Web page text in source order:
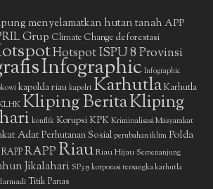
menyelamatkan hutan tanah APP
Grup Climate Change deforestasi
Hotspot ISPU 8 Provinsi
Infographic Infographic
kapolda riau kapolri KarhutlaKarhutla
Kliping BeritaKliping
konflik Korupsi KPKKriminalisasi Masyarakat
AdatPerhutanan Sosial perubahan iklim Polda
RAPPRiauRiau Hijau Semenanjung
Jikalahari SP3 15 korporasi tersangka karhutla
Titik Panas